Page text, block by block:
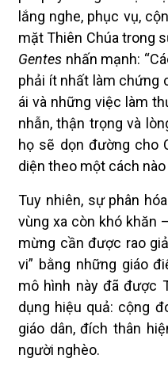
lắng nghe, phục vụ,
mặt Thiên Chúa trong
Gentes nhấn mạnh:
phải ít nhất làm chứng
ái và những việc làm
nhẫn, thận trọng và
họ sẽ dọn đường cho
diện theo một cách nào
Tuy nhiên, sự phân
vùng xa còn khó khăn
mừng cần được rao
vi” bằng những giáo
mô hình này đã được
dụng hiệu quả: cộng
giáo dân, đích thân
người nghèo.